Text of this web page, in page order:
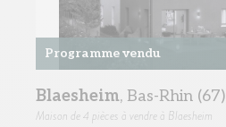
Programme vendu
Blaesheim, Bas-Rhin (67)
Maison de 4 pièces à vendre à Blaesheim